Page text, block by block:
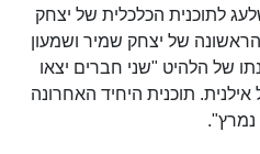
לתוכנית הכלכלית של יצחק
של יצחק שמיר ושמעון
של הלהיט "שני חברים יצאו
תוכנית היחיד האחרונה
נמרץ".